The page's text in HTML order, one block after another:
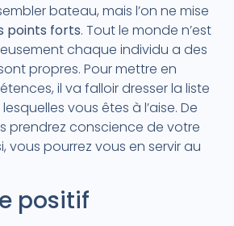
bateau, mais l’on ne mise
points forts. Tout le monde n’est
chaque individu a des
propres. Pour mettre en
il va falloir dresser la liste
vous êtes à l’aise. De
prendrez conscience de votre
vous pourrez vous en servir au
positif